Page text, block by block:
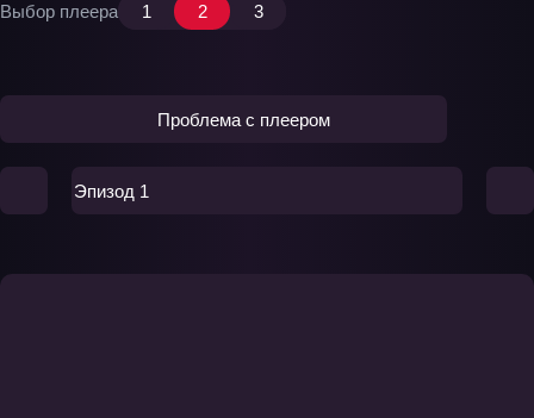
Выбор плеера 1 2 3
Проблема с плеером
Эпизод 1